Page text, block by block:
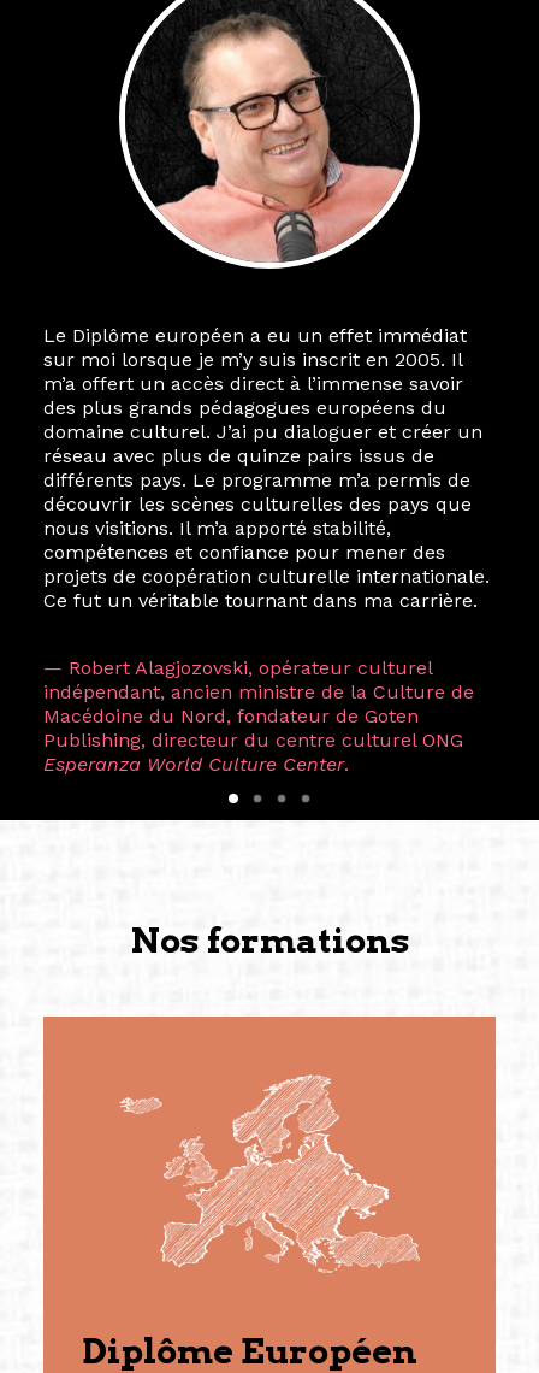
Le Diplôme européen a eu un effet immédiat
sur moi lorsque je m’y suis inscrit en 2005. Il
m’a offert un accès direct à l’immense savoir
des plus grands pédagogues européens du
domaine culturel. J’ai pu dialoguer et créer un
réseau avec plus de quinze pairs issus de
différents pays. Le programme m’a permis de
découvrir les scènes culturelles des pays que
nous visitions. Il m’a apporté stabilité,
compétences et confiance pour mener des
projets de coopération culturelle internationale.
Ce fut un véritable tournant dans ma carrière.
— Robert Alagjozovski, opérateur culturel
indépendant, ancien ministre de la Culture de
Macédoine du Nord, fondateur de Goten
Publishing, directeur du centre culturel ONG
Esperanza World Culture Center.
Nos formations
Diplôme Européen